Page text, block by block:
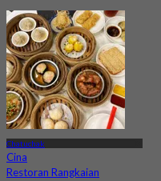
Chatuchak
Cina
Restoran Rangkaian